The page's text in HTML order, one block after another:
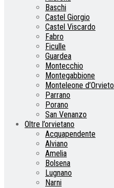
Baschi
Castel Giorgio
Castel Viscardo
Fabro
Ficulle
Guardea
Montecchio
Montegabbione
Monteleone d’Orvieto
Parrano
Porano
San Venanzo
Oltre l’orvietano
Acquapendente
Alviano
Amelia
Bolsena
Lugnano
Narni